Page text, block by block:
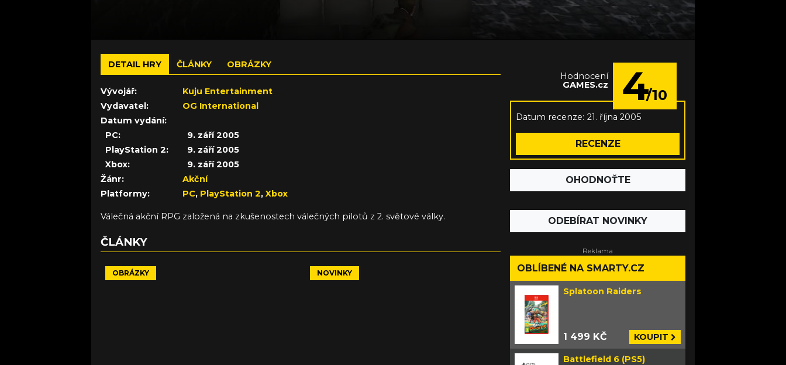
DETAIL HRY ČLÁNKY OBRÁZKY
Vývojář:
Kuju Entertainment
Vydavatel:
OG International
Datum vydání:
PC:
9. září 2005
PlayStation 2:
9. září 2005
Xbox:
9. září 2005
Žánr:
Akční
Platformy:
PC, PlayStation 2, Xbox
Válečná akční RPG založená na zkušenostech válečných pilotů z 2. světové války.
ČLÁNKY
OBRÁZKY NOVINKY
Hodnocení
GAMES.cz
4/10
Datum recenze: 21. října 2005
RECENZE
OHODNOŤTE
ODEBÍRAT NOVINKY
OBLÍBENÉ NA SMARTY.CZ
Splatoon Raiders
1 499 KČ KOUPIT
Battlefield 6 (PS5)